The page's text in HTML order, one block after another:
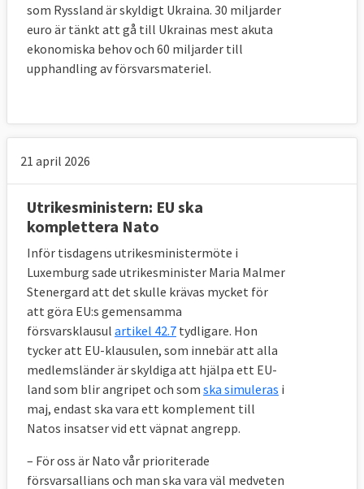
som Ryssland är skyldigt Ukraina. 30 miljarder
euro är tänkt att gå till Ukrainas mest akuta
ekonomiska behov och 60 miljarder till
upphandling av försvarsmateriel.
21 april 2026
Utrikesministern: EU ska
komplettera Nato
Inför tisdagens utrikesministermöte i
Luxemburg sade utrikesminister Maria Malmer
Stenergard att det skulle krävas mycket för
att göra EU:s gemensamma
försvarsklausul artikel 42.7 tydligare. Hon
tycker att EU-klausulen, som innebär att alla
medlemsländer är skyldiga att hjälpa ett EU-
land som blir angripet och som ska simuleras i
maj, endast ska vara ett komplement till
Natos insatser vid ett väpnat angrepp.
– För oss är Nato vår prioriterade
försvarsallians och man ska vara väl medveten